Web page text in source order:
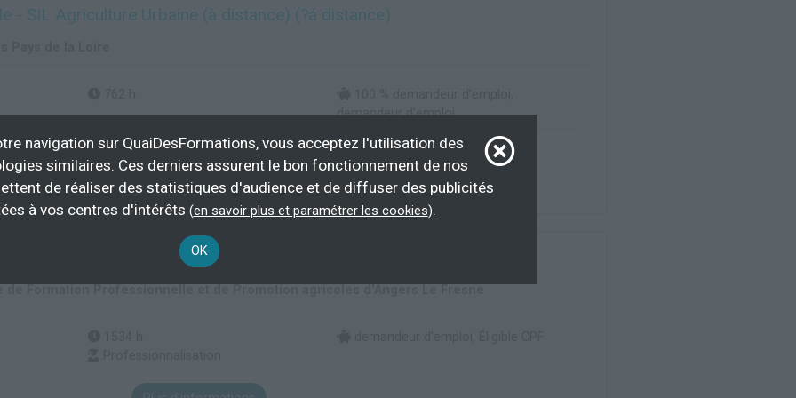
- SIL Agriculture Urbaine (à distance) (?á distance)
demandeur d’emploi
Economie
(à distance) (?á distance)
navigation sur QuaiDesFormations, vous acceptez l'utilisation des
similaires. Ces derniers assurent le bon fonctionnement de nos
de réaliser des statistiques d'audience et de diffuser des publicités
à vos centres d'intérêts (en savoir plus et paramétrer les cookies).
OK